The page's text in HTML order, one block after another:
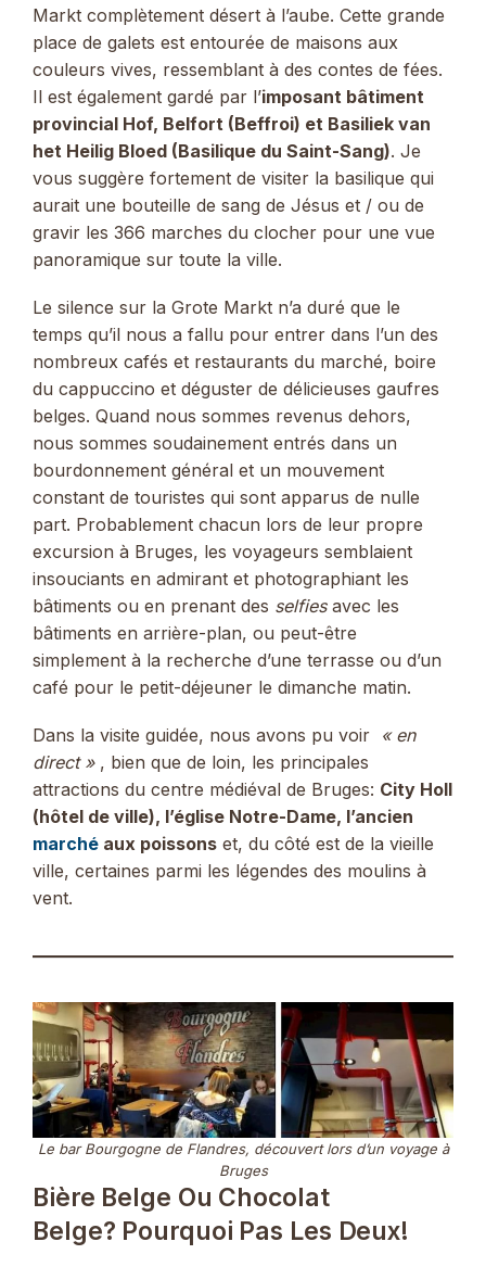
Markt complètement désert à l’aube. Cette grande
place de galets est entourée de maisons aux
couleurs vives, ressemblant à des contes de fées.
Il est également gardé par l’imposant bâtiment
provincial Hof, Belfort (Beffroi) et Basiliek van
het Heilig Bloed (Basilique du Saint-Sang). Je
vous suggère fortement de visiter la basilique qui
aurait une bouteille de sang de Jésus et / ou de
gravir les 366 marches du clocher pour une vue
panoramique sur toute la ville.
Le silence sur la Grote Markt n’a duré que le
temps qu’il nous a fallu pour entrer dans l’un des
nombreux cafés et restaurants du marché, boire
du cappuccino et déguster de délicieuses gaufres
belges. Quand nous sommes revenus dehors,
nous sommes soudainement entrés dans un
bourdonnement général et un mouvement
constant de touristes qui sont apparus de nulle
part. Probablement chacun lors de leur propre
excursion à Bruges, les voyageurs semblaient
insouciants en admirant et photographiant les
bâtiments ou en prenant des selfiesavec les
bâtiments en arrière-plan, ou peut-être
simplement à la recherche d’une terrasse ou d’un
café pour le petit-déjeuner le dimanche matin.
Dans la visite guidée, nous avons pu voir « en
direct », bien que de loin, les principales
attractions du centre médiéval de Bruges: City Holl
(hôtel de ville), l’église Notre-Dame, l’ancien
marché aux poissons et, du côté est de la vieille
ville, certaines parmi les légendes des moulins à
vent.
Le bar Bourgogne de Flandres, découvert lors d’un voyage à
Bruges
Bière Belge Ou Chocolat
Belge? Pourquoi Pas Les Deux!